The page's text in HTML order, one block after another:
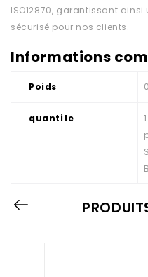
ISO12870, garantissant
sécurisé pour nos clients.
Informations
Poids
quantite